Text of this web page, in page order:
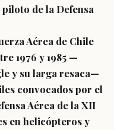
de la Defensa
Aérea de Chile
1976 y 1985 —
y su larga resaca—
convocados por el
Aérea de la XII
en helicópteros y